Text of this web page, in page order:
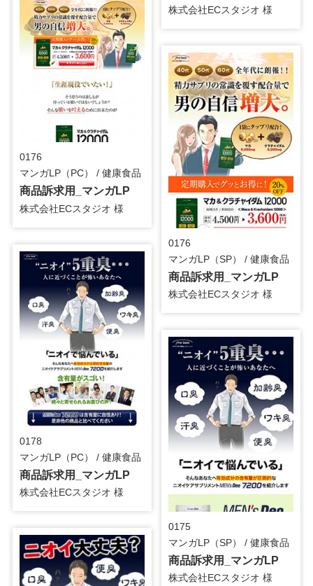
株式会社ECスタジオ 様
0176
マンガLP（PC） / 健康食品
商品訴求用_マンガLP
株式会社ECスタジオ 様
0176
マンガLP（SP） / 健康食品
商品訴求用_マンガLP
株式会社ECスタジオ 様
0178
マンガLP（PC） / 健康食品
商品訴求用_マンガLP
株式会社ECスタジオ 様
0175
マンガLP（SP） / 健康食品
商品訴求用_マンガLP
株式会社ECスタジオ 様